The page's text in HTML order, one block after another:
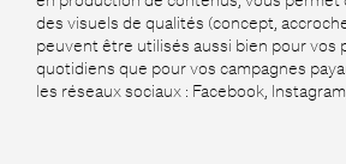
des visuels de qualités (concept,
peuvent être utilisés aussi bien pour vos
quotidiens que pour vos campagnes
les réseaux sociaux : Facebook,